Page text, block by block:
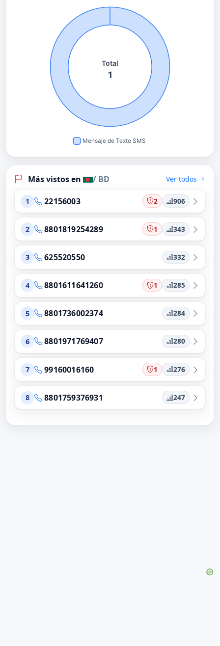
Más vistos en / BD Ver todos
1 22156003 2 906
2 8801819254289 1 343
3 625520550 332
4 8801611641260 1 285
5 8801736002374 284
6 8801971769407 280
7 99160016160 1 276
8 8801759376931 247